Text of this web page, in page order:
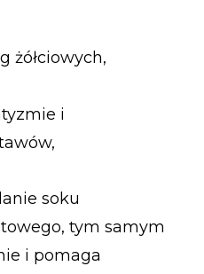
żółciowych,
i
soku
tym samym
i pomaga